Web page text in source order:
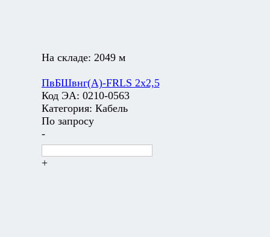
На складе: 2049 м
ПвБШвнг(А)-FRLS 2х2,5
Код ЭА: 0210-0563
Категория: Кабель
По запросу
-
+